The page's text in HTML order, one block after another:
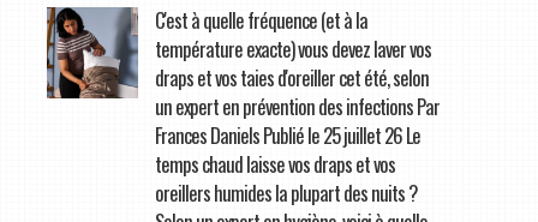
C'est à quelle fréquence (et à la
température exacte) vous devez laver vos
draps et vos taies d'oreiller cet été, selon
un expert en prévention des infections Par
Frances Daniels Publié le 25 juillet 26 Le
temps chaud laisse vos draps et vos
oreillers humides la plupart des nuits ?